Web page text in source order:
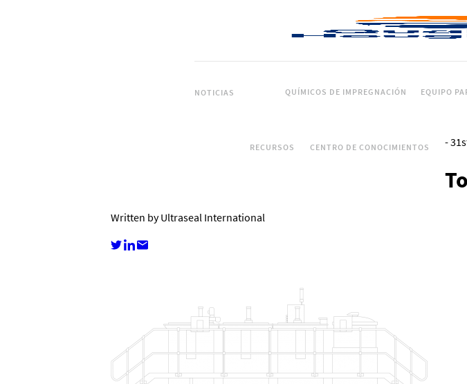
QUÍMICOS DE IMPREGNACIÓN EQUIPO
NOTICIAS
RECURSOS CENTRO DE CONOCIMIENTOS -
Written by Ultraseal International